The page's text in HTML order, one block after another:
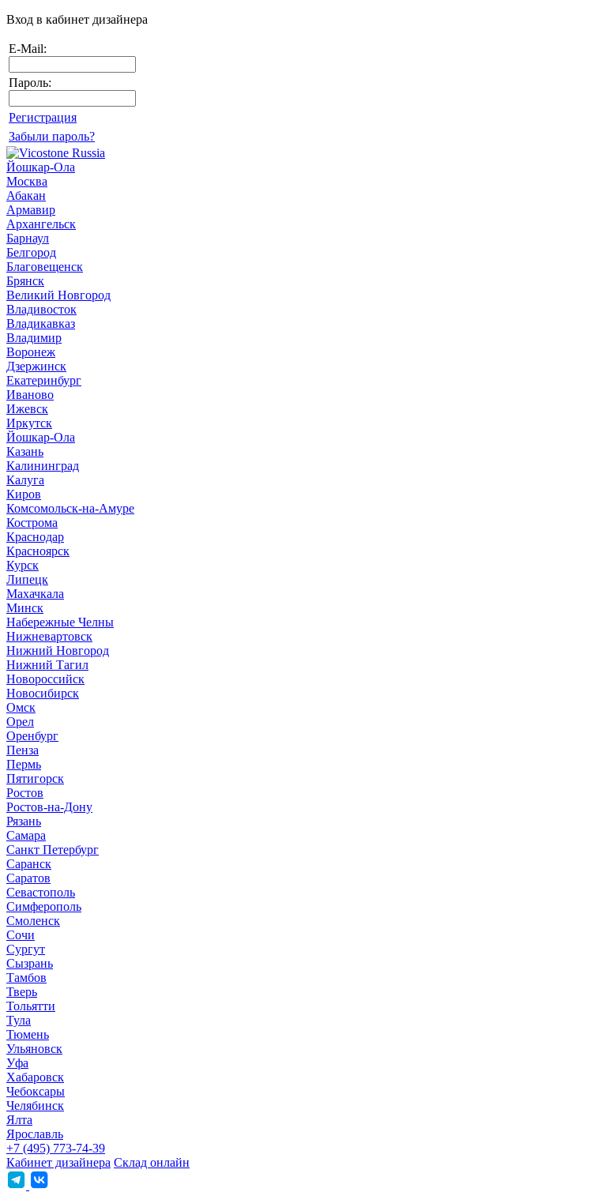
Вход в кабинет дизайнера
E-Mail:
Пароль:
Регистрация
Забыли пароль?
Йошкар-Ола
Москва
Абакан
Армавир
Архангельск
Барнаул
Белгород
Благовещенск
Брянск
Великий Новгород
Владивосток
Владикавказ
Владимир
Воронеж
Дзержинск
Екатеринбург
Иваново
Ижевск
Иркутск
Йошкар-Ола
Казань
Калининград
Калуга
Киров
Комсомольск-на-Амуре
Кострома
Краснодар
Красноярск
Курск
Липецк
Махачкала
Минск
Набережные Челны
Нижневартовск
Нижний Новгород
Нижний Тагил
Новороссийск
Новосибирск
Омск
Орел
Оренбург
Пенза
Пермь
Пятигорск
Ростов
Ростов-на-Дону
Рязань
Самара
Санкт Петербург
Саранск
Саратов
Севастополь
Симферополь
Смоленск
Сочи
Сургут
Сызрань
Тамбов
Тверь
Тольятти
Тула
Тюмень
Ульяновск
Уфа
Хабаровск
Чебоксары
Челябинск
Ялта
Ярославль
+7 (495) 773-74-39
Кабинет дизайнера Склад онлайн